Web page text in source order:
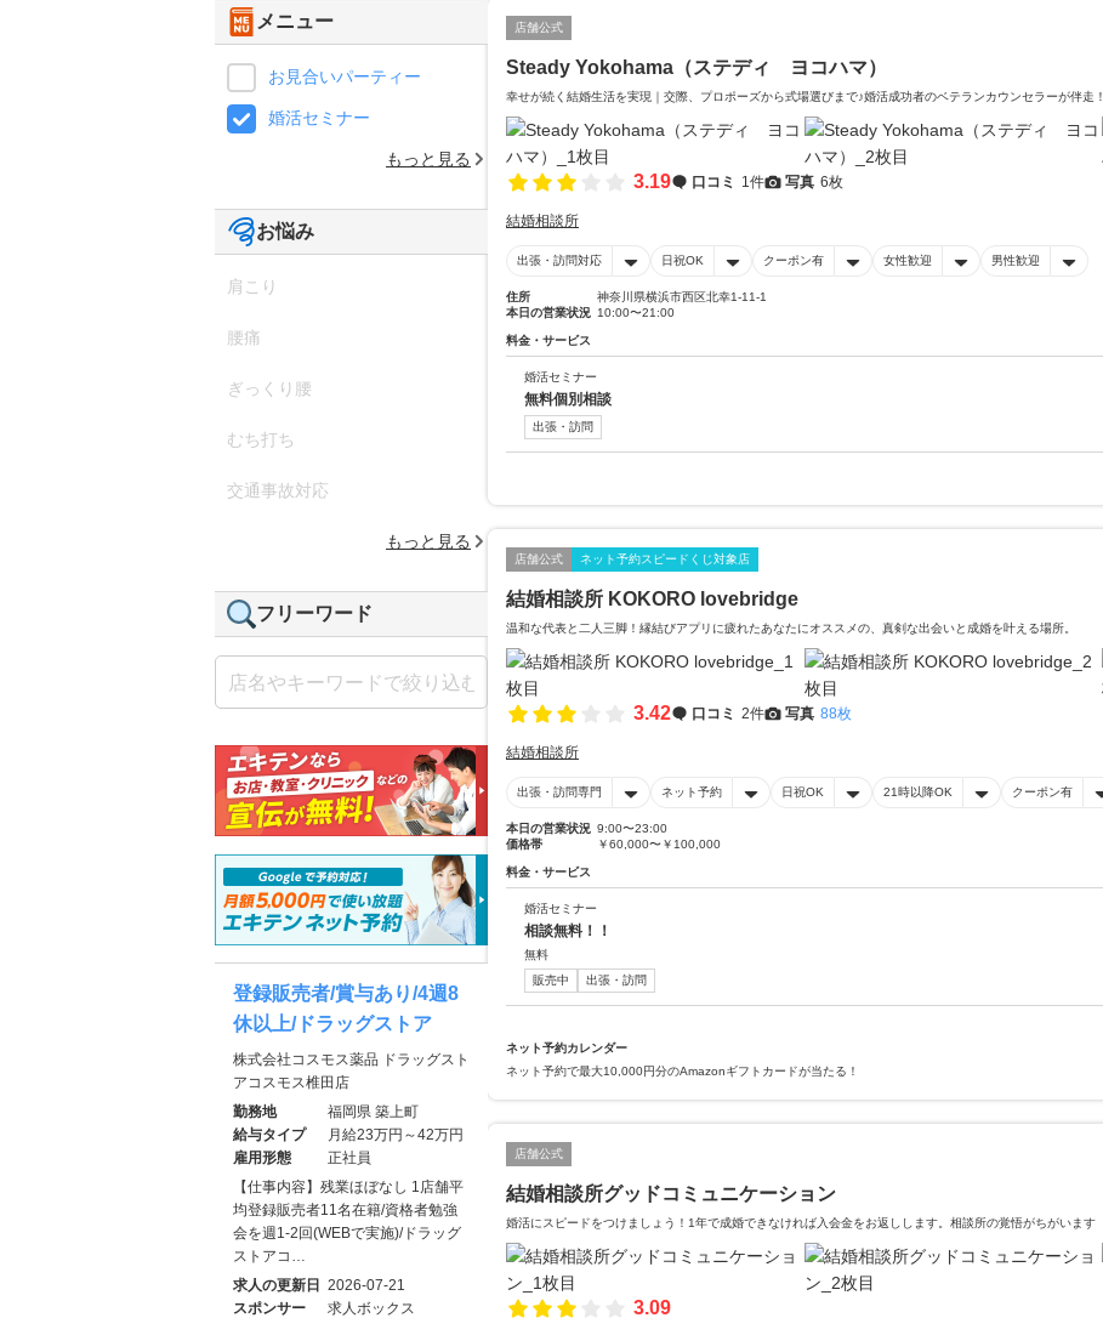
店舗公式
Steady Yokohama（ステディ ヨコハマ）
幸せが続く結婚生活を実現｜交際、プロポーズから式場選びまで♪婚活成功者のベテランカウンセラーが伴走！
3.19 口コミ 1件 写真 6枚
結婚相談所
出張・訪問対応 日祝OK クーポン有 女性歓迎 男性歓迎
住所
神奈川県横浜市西区北幸1-11-1
本日の営業状況 10:00〜21:00
料金・サービス
婚活セミナー
無料個別相談
出張・訪問
店舗公式 ネット予約スピードくじ対象店
結婚相談所 KOKORO lovebridge
温和な代表と二人三脚！縁結びアプリに疲れたあなたにオススメの、真剣な出会いと成婚を叶える場所。
3.42 口コミ 2件 写真 88枚
結婚相談所
出張・訪問専門 ネット予約 日祝OK 21時以降OK クーポン有
本日の営業状況 9:00〜23:00
価格帯
￥60,000〜￥100,000
料金・サービス
婚活セミナー
相談無料！！
無料
販売中
出張・訪問
ネット予約カレンダー
ネット予約で最大10,000円分のAmazonギフトカードが当たる！
店舗公式
結婚相談所グッドコミュニケーション
婚活にスピードをつけましょう！1年で成婚できなければ入会金をお返しします。相談所の覚悟がちがいます
3.09
メニュー
お見合いパーティー
婚活セミナー
もっと見る
お悩み
肩こり
腰痛
ぎっくり腰
むち打ち
交通事故対応
もっと見る
フリーワード
登録販売者/賞与あり/4週8
休以上/ドラッグストア
株式会社コスモス薬品 ドラッグスト
アコスモス椎田店
勤務地
福岡県 築上町
給与タイプ
月給23万円～42万円
雇用形態
正社員
【仕事内容】残業ほぼなし 1店舗平
均登録販売者11名在籍/資格者勉強
会を週1-2回(WEBで実施)/ドラッグ
ストアコ…
求人の更新日
2026-07-21
スポンサー
求人ボックス